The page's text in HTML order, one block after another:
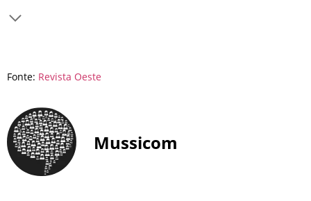
Fonte: Revista Oeste
Mussicom